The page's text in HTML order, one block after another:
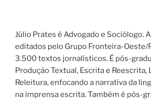
Júlio Prates é Advogado e Sociólogo.
editados pelo Grupo Fronteira-Oeste/
3.500 textos jornalísticos. É pós-
Produção Textual, Escrita e Reescrita,
Releitura, enfocando a narrativa da
na imprensa escrita. Também é pós-